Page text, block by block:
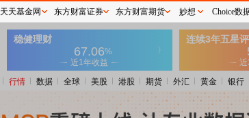
行情 数据 全球 美股 港股 期货 外汇 黄金 银行
天天基金网 东方财富证券 东方财富期货 妙想 Choice数